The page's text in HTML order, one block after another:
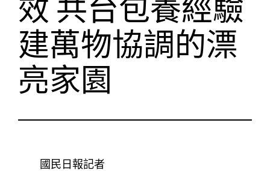
效 共台包養經驗
建萬物協調的漂
亮家園
國民日報記者